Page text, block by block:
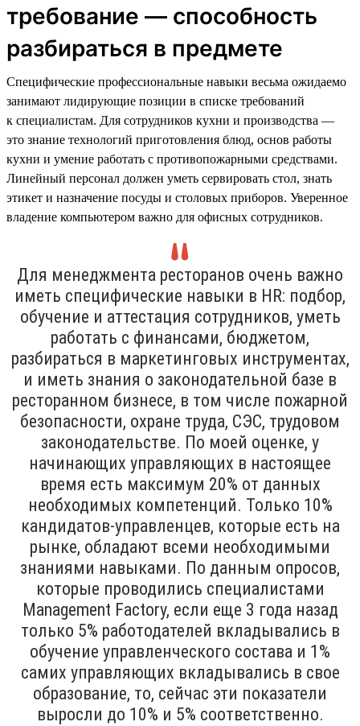
требование — способность
разбираться в предмете
Специфические профессиональные навыки весьма ожидаемо
занимают лидирующие позиции в списке требований
к специалистам. Для сотрудников кухни и производства —
это знание технологий приготовления блюд, основ работы
кухни и умение работать с противопожарными средствами.
Линейный персонал должен уметь сервировать стол, знать
этикет и назначение посуды и столовых приборов. Уверенное
владение компьютером важно для офисных сотрудников.
Для менеджмента ресторанов очень важно
иметь специфические навыки в HR: подбор,
обучение и аттестация сотрудников, уметь
работать с финансами, бюджетом,
разбираться в маркетинговых инструментах,
и иметь знания о законодательной базе в
ресторанном бизнесе, в том числе пожарной
безопасности, охране труда, СЭС, трудовом
законодательстве. По моей оценке, у
начинающих управляющих в настоящее
время есть максимум 20% от данных
необходимых компетенций. Только 10%
кандидатов-управленцев, которые есть на
рынке, обладают всеми необходимыми
знаниями навыками. По данным опросов,
которые проводились специалистами
Management Factory, если еще 3 года назад
только 5% работодателей вкладывались в
обучение управленческого состава и 1%
самих управляющих вкладывались в свое
образование, то, сейчас эти показатели
выросли до 10% и 5% соответственно.